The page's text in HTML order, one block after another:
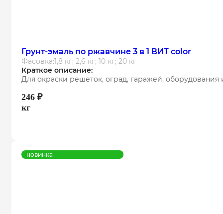
Грунт-эмаль по ржавчине 3 в 1 ВИТ color
Фасовка:1,8 кг; 2,6 кг; 10 кг; 20 кг
Краткое описание:
Для окраски решеток, оград, гаражей, оборудования
246 ₽
кг
новинка